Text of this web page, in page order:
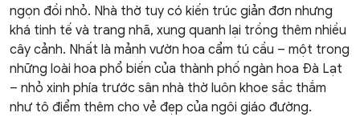
ngọn đồi nhỏ. Nhà thờ tuy có kiến trúc giản đơn nhưng
khá tinh tế và trang nhã, xung quanh lại trồng thêm nhiều
cây cảnh. Nhất là mảnh vườn hoa cẩm tú cầu – một trong
những loài hoa phổ biến của thành phố ngàn hoa Đà Lạt
– nhỏ xinh phía trước sân nhà thờ luôn khoe sắc thắm
như tô điểm thêm cho vẻ đẹp của ngôi giáo đường.